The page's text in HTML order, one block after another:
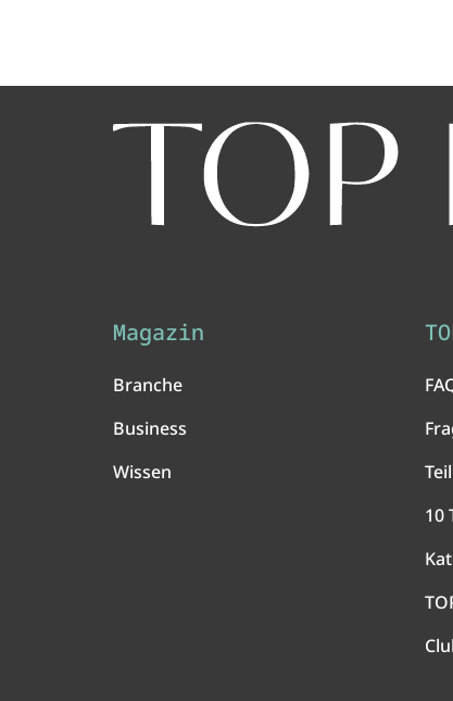
Magazin
Branche
Business
Wissen
10